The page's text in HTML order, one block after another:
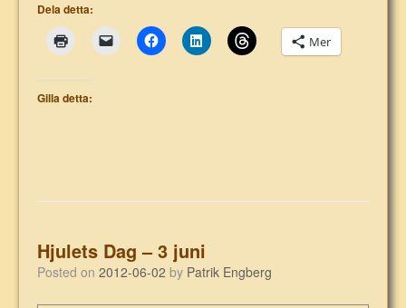
Dela detta:
Mer
Gilla detta:
Hjulets Dag – 3 juni
Posted on 2012-06-02 by Patrik Engberg